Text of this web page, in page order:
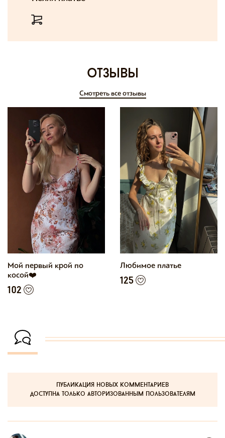
отзывы
Смотреть все отзывы
Мой первый крой по
косой❤️
102
Любимое платье
125
публикация новых комментариев
доступна только авторизованным пользователям